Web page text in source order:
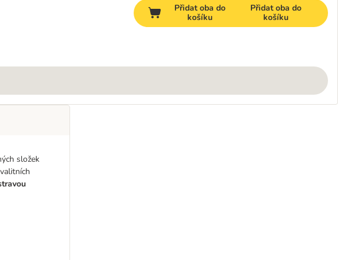
Přidat oba do
košíku
Přidat oba do
košíku
složek